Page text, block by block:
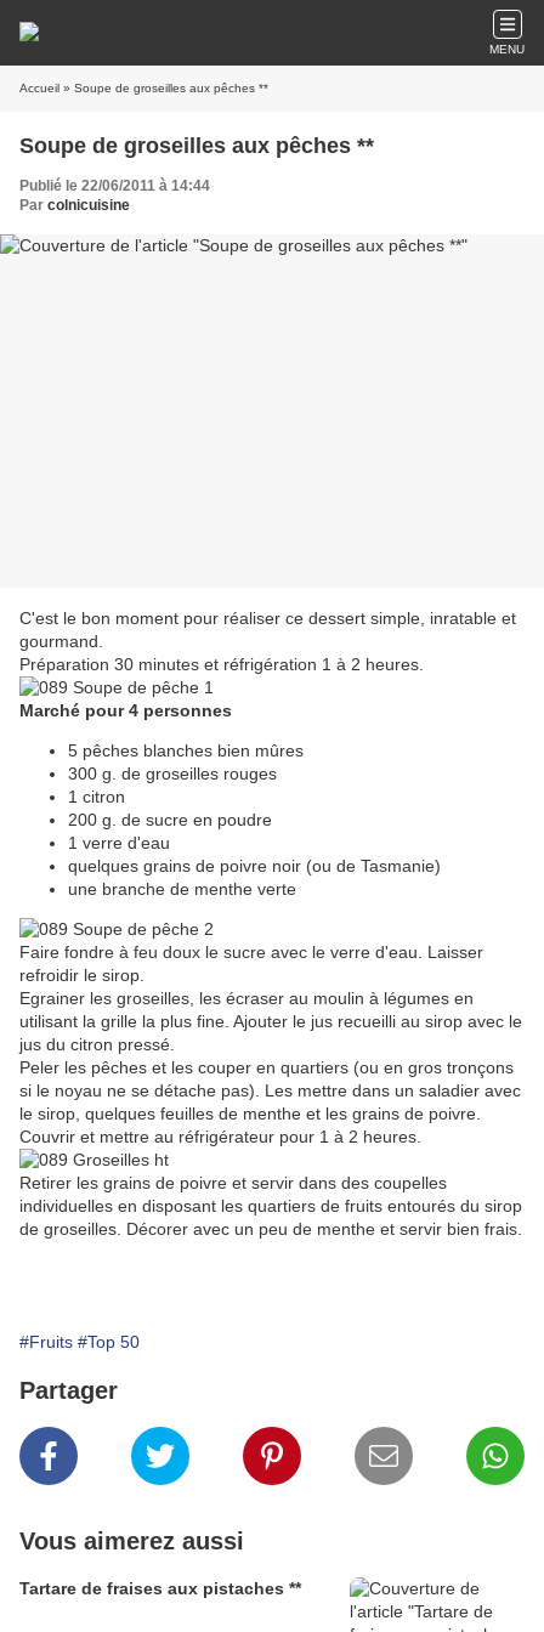
MENU
Accueil » Soupe de groseilles aux pêches **
Soupe de groseilles aux pêches **
Publié le 22/06/2011 à 14:44
Par colnicuisine
C'est le bon moment pour réaliser ce dessert simple, inratable et
gourmand.
Préparation 30 minutes et réfrigération 1 à 2 heures.
Marché pour 4 personnes
5 pêches blanches bien mûres
300 g. de groseilles rouges
1 citron
200 g. de sucre en poudre
1 verre d'eau
quelques grains de poivre noir (ou de Tasmanie)
une branche de menthe verte
Faire fondre à feu doux le sucre avec le verre d'eau. Laisser
refroidir le sirop.
Egrainer les groseilles, les écraser au moulin à légumes en
utilisant la grille la plus fine. Ajouter le jus recueilli au sirop avec le
jus du citron pressé.
Peler les pêches et les couper en quartiers (ou en gros tronçons
si le noyau ne se détache pas). Les mettre dans un saladier avec
le sirop, quelques feuilles de menthe et les grains de poivre.
Couvrir et mettre au réfrigérateur pour 1 à 2 heures.
Retirer les grains de poivre et servir dans des coupelles
individuelles en disposant les quartiers de fruits entourés du sirop
de groseilles. Décorer avec un peu de menthe et servir bien frais.
#Fruits #Top 50
Partager
Vous aimerez aussi
Tartare de fraises aux pistaches **